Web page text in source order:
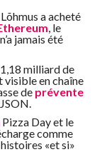
a acheté
, le
jamais été
1,18 milliard de
visible en chaîne
de prévente
Pizza Day et le
comme
«et si»